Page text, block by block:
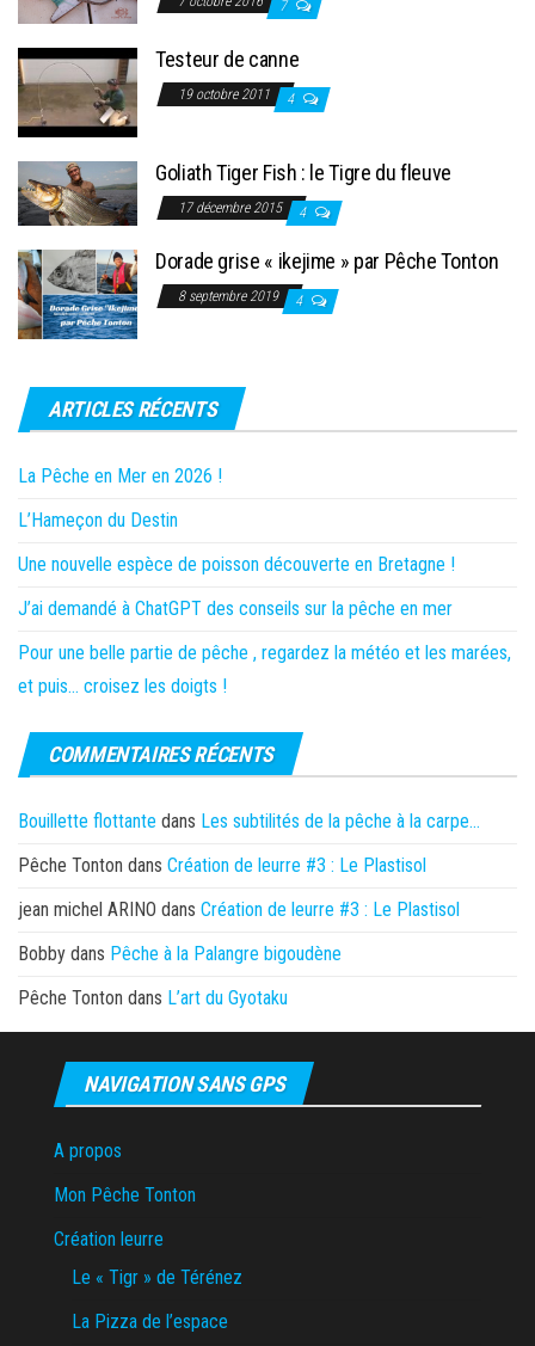
7
Testeur de canne
19 octobre 2011 4
Goliath Tiger Fish : le Tigre du fleuve
17 décembre 2015 4
Dorade grise « ikejime » par Pêche Tonton
8 septembre 2019 4
ARTICLES RÉCENTS
La Pêche en Mer en 2026 !
L’Hameçon du Destin
Une nouvelle espèce de poisson découverte en Bretagne !
J’ai demandé à ChatGPT des conseils sur la pêche en mer
Pour une belle partie de pêche , regardez la météo et les marées,
et puis… croisez les doigts !
COMMENTAIRES RÉCENTS
Bouillette flottante dans Les subtilités de la pêche à la carpe…
Pêche Tonton dans Création de leurre #3 : Le Plastisol
jean michel ARINO dans Création de leurre #3 : Le Plastisol
Bobby dans Pêche à la Palangre bigoudène
Pêche Tonton dans L’art du Gyotaku
NAVIGATION SANS GPS
A propos
Mon Pêche Tonton
Création leurre
Le « Tigr » de Térénez
La Pizza de l’espace